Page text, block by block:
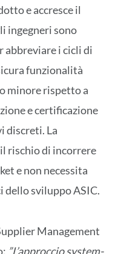
e accresce il
ingegneri sono
abbreviare i cicli di
funzionalità
minore rispetto a
e certificazione
discreti. La
rischio di incorrere
e non necessita
sviluppo ASIC.
Management
”L’approccio system-